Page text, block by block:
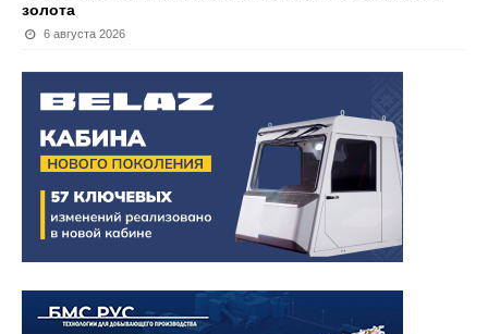
золота
6 августа 2026